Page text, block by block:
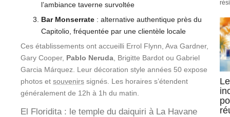
l’ambiance taverne survoltée
Bar Monserrate : alternative authentique près du
Capitolio, fréquentée par une clientèle locale
Ces établissements ont accueilli Errol Flynn, Ava Gardner,
Gary Cooper, Pablo Neruda, Brigitte Bardot ou Gabriel
Garcia Márquez. Leur décoration style années 50 expose
photos et souvenirs signés. Les horaires s’étendent
généralement de 12h à 1h du matin.
El Floridita : le temple du daiquiri à La Havane